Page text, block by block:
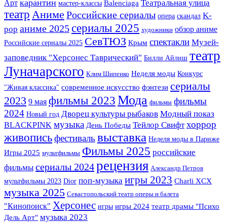
Арт карантин мастер-классы Balenciaga Театральная улица
театр Аниме Российские сериалы опера скандал K-
pop аниме 2025сериалы 2025 художники обзор аниме
Российские сериалы 2025 СевТЮЗ Крым спектакли Музей-
заповедник "Херсонес Таврический" Билли Айлиш театр
Луначарского Клим Шипенко Неделя моды Конкурс
"Живая классика" современное искусство фэнтези сериалы
2023 9 мая фильмы 2023 Мода фильмы фильмы
2024 Новый год Дворец культуры рыбаков Модный показ
BLACKPINK музыка День Победы Тейлор Свифт хоррор
живописьфестиваль выставка Неделя моды в Париже
Игры 2025 мультфильмы Фильмы 2025 российские
фильмы сериалы 2024рецензия Александр Петров
мультфильмы 2023 Dior поп-музыка игры 2023 Charli XCX
музыка 2025 Севастопольский театр оперы и балета
"Кинопоиск" Херсонес игры игры 2024 театр драмы "Психо
Дель Арт" музыка 2023